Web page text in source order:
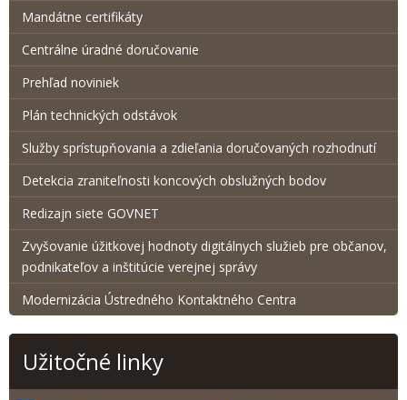
Mandátne certifikáty
Centrálne úradné doručovanie
Prehľad noviniek
Plán technických odstávok
Služby sprístupňovania a zdieľania doručovaných rozhodnutí
Detekcia zraniteľnosti koncových obslužných bodov
Redizajn siete GOVNET
Zvyšovanie úžitkovej hodnoty digitálnych služieb pre občanov,
podnikateľov a inštitúcie verejnej správy
Modernizácia Ústredného Kontaktného Centra
Užitočné linky